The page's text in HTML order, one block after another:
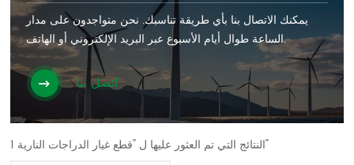
يمكنك الاتصال بنا بأي طريقة تناسبك. نحن متواجدون على مدار
الساعة طوال أيام الأسبوع عبر البريد الإلكتروني أو الهاتف.
اتصل بنا
1 النتائج التي تم العثور عليها ل "قطع غيار الدراجات النارية"